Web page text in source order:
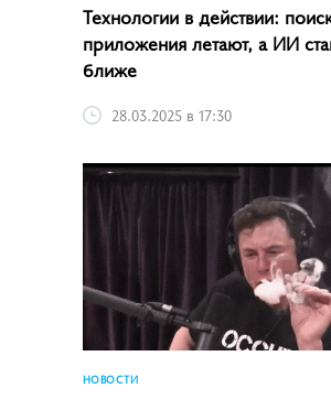
Технологии в действии:
приложения летают, а ИИ
ближе
28.03.2025 в 17:30
НОВОСТИ